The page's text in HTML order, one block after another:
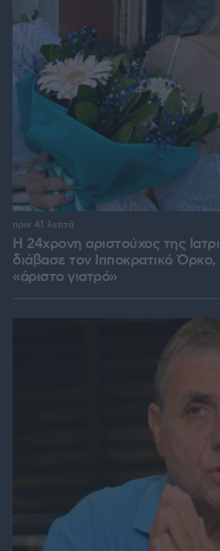
Η 24χρονη αριστούχος της
διάβασε τον Ιπποκρατικό Όρκο,
«άριστο γιατρό»
πριν 41 λεπτά